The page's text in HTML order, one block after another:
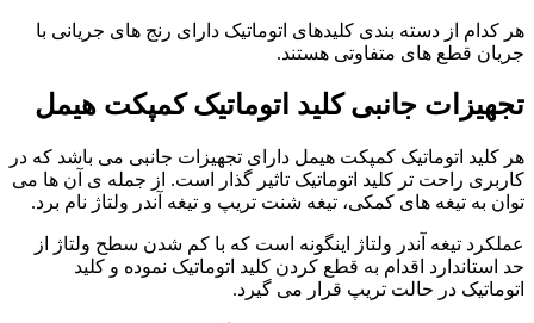
هر کدام از دسته بندی کلیدهای اتوماتیک دارای رنج های جریانی با
جریان قطع های متفاوتی هستند.
تجهیزات جانبی کلید اتوماتیک کمپکت هیمل
هر کلید اتوماتیک کمپکت هیمل دارای تجهیزات جانبی می باشد که در
کاربری راحت تر کلید اتوماتیک تاثیر گذار است. از جمله ی آن ها می
توان به تیغه های کمکی، تیغه شنت تریپ و تیغه آندر ولتاژ نام برد.
عملکرد تیغه آندر ولتاژ اینگونه است که با کم شدن سطح ولتاژ از
حد استاندارد اقدام به قطع کردن کلید اتوماتیک نموده و کلید
اتوماتیک در حالت تریپ قرار می گیرد.